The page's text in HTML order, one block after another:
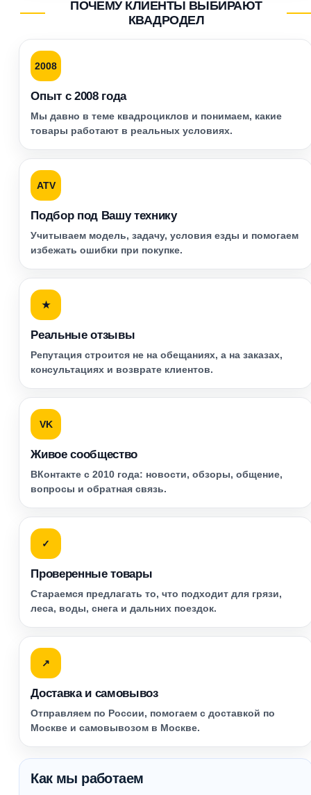
ПОЧЕМУ КЛИЕНТЫ ВЫБИРАЮТ
КВАДРОДЕЛ
2008
Опыт с 2008 года
Мы давно в теме квадроциклов и понимаем, какие
товары работают в реальных условиях.
ATV
Подбор под Вашу технику
Учитываем модель, задачу, условия езды и помогаем
избежать ошибки при покупке.
★
Реальные отзывы
Репутация строится не на обещаниях, а на заказах,
консультациях и возврате клиентов.
VK
Живое сообщество
ВКонтакте с 2010 года: новости, обзоры, общение,
вопросы и обратная связь.
✓
Проверенные товары
Стараемся предлагать то, что подходит для грязи,
леса, воды, снега и дальних поездок.
↗
Доставка и самовывоз
Отправляем по России, помогаем с доставкой по
Москве и самовывозом в Москве.
Как мы работаем